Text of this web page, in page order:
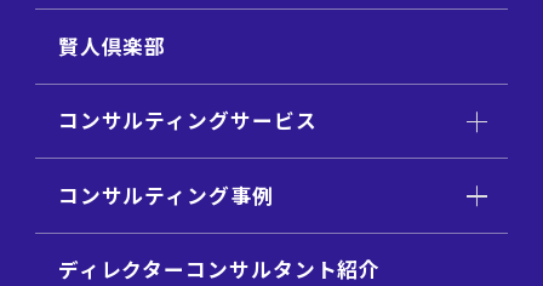
賢人倶楽部
コンサルティングサービス
コンサルティング事例
ディレクターコンサルタント紹介